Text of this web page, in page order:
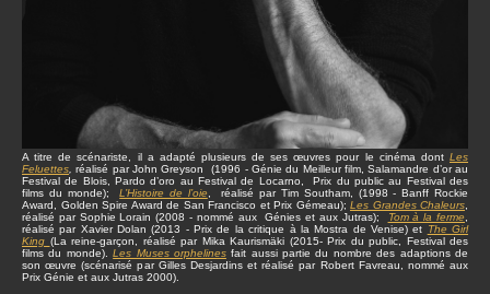
A titre de scénariste, il a adapté plusieurs de ses œuvres pour le cinéma dont Les
Feluettes réalisé par John Greyson (1996 - Génie du Meilleur film, Salamandre d’or au
Festival de Blois, Pardo d’oro au Festival de Locarno, Prix du public au Festival des
films du monde);L’Histoire de l’oie , réalisé par Tim Southam, (1998 - Banff Rockie
Award, Golden Spire Award de San Francisco et Prix Gémeau); Les Grandes Chaleurs
réalisé par Sophie Lorain (2008 - nommé aux Génies et aux Jutras);
Tom à la ferme
réalisé par Xavier Dolan (2013 - Prix de la critique à la Mostra de Venise) et The Girl
King (La reine-garçon, réalisé par Mika Kaurismäki (2015- Prix du public, Festival des
films du monde).Les Muses orphelinesfait aussi partie du nombre des adaptions de
son œuvre (scénarisé par Gilles Desjardins et réalisé par Robert Favreau, nommé aux
Prix Génie et aux Jutras 2000).